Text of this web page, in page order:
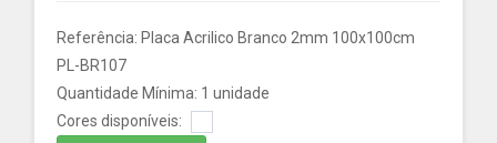
Referência: Placa Acrilico Branco 2mm 100x100cm
PL-BR107
Quantidade Mínima: 1 unidade
Cores disponíveis: